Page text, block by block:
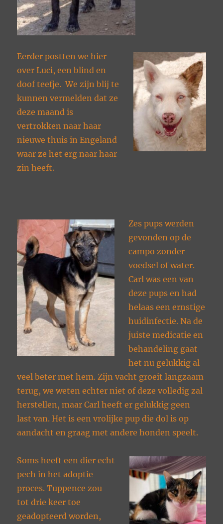
Eerder postten we hier
over Luci, een blind en
doof teefje. We zijn blij te
kunnen vermelden dat ze
deze maand is
vertrokken naar haar
nieuwe thuis in Engeland
waar ze het erg naar haar
zin heeft.
Zes pups werden
gevonden op de
campo zonder
voedsel of water.
Carl was een van
deze pups en had
helaas een ernstige
huidinfectie. Na de
juiste medicatie en
behandeling gaat
het nu gelukkig al
veel beter met hem. Zijn vacht groeit langzaam
terug, we weten echter niet of deze volledig zal
herstellen, maar Carl heeft er gelukkig geen
last van. Het is een vrolijke pup die dol is op
aandacht en graag met andere honden speelt.
Soms heeft een dier echt
pech in het adoptie
proces. Tuppence zou
tot drie keer toe
geadopteerd worden,